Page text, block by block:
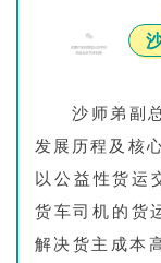
沙师弟副
发展历程及核
以公益性货运
货车司机的货
解决货主成本